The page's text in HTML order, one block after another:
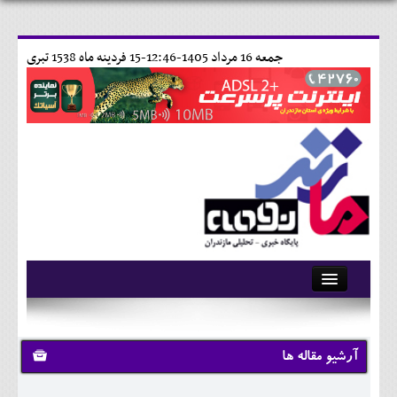
15 فردينه ماه 1538 تبری جمعه 16 مرداد 1405-12:46-
آرشیو
تماس با ما
وبلاگ
آرشیو مقاله ها